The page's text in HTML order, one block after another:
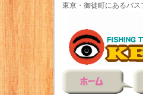
東京・御徒町にあるバ